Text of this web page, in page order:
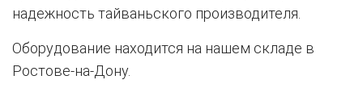
надежность тайваньского производителя.
Оборудование находится на нашем складе в
Ростове-на-Дону.